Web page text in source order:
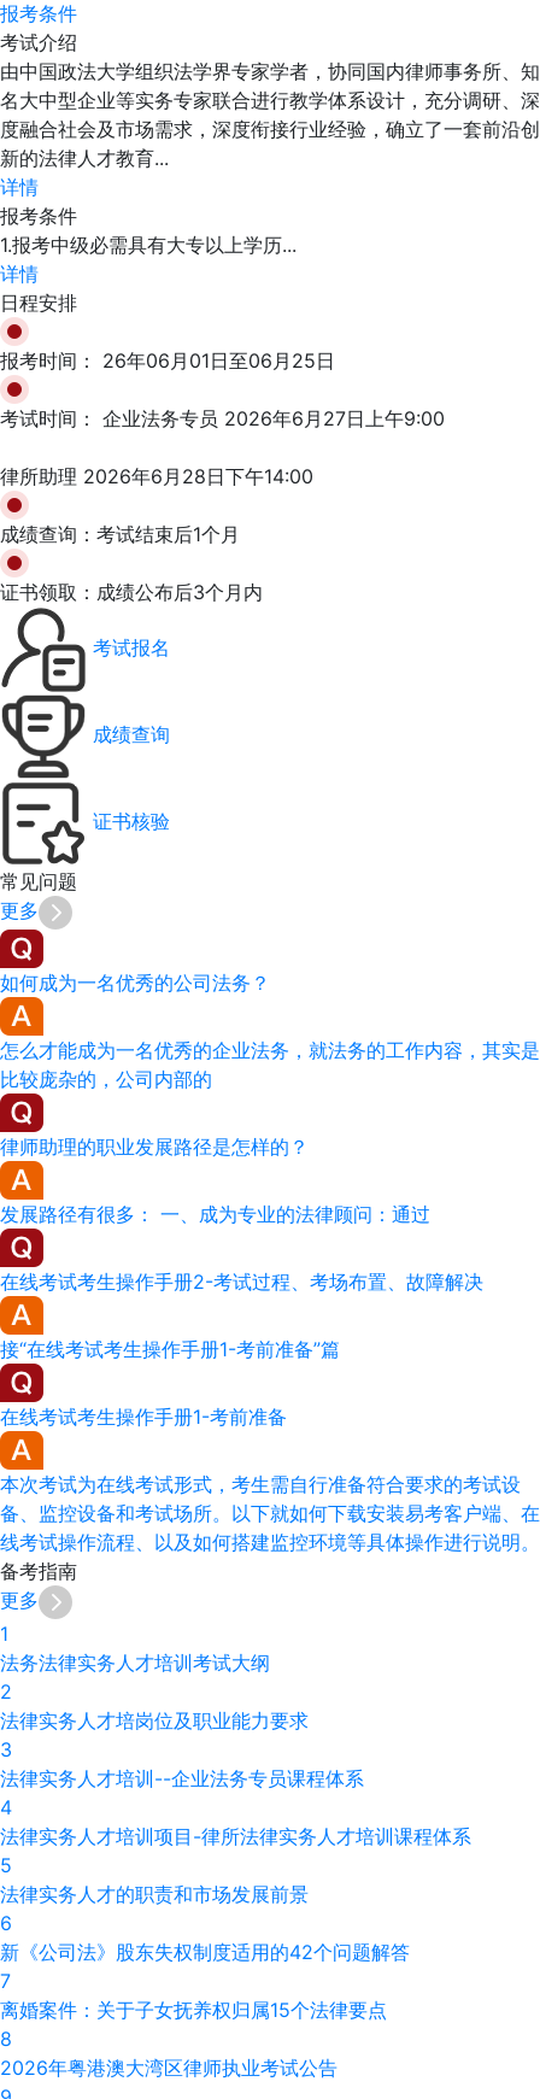
报考条件
考试介绍
由中国政法大学组织法学界专家学者，协同国内律师事务所、知
名大中型企业等实务专家联合进行教学体系设计，充分调研、深
度融合社会及市场需求，深度衔接行业经验，确立了一套前沿创
新的法律人才教育...
详情
报考条件
1.报考中级必需具有大专以上学历...
详情
日程安排
报考时间： 26年06月01日至06月25日
考试时间： 企业法务专员 2026年6月27日上午9:00
律所助理 2026年6月28日下午14:00
成绩查询： 考试结束后1个月
证书领取： 成绩公布后3个月内
考试报名
成绩查询
证书核验
常见问题
更多
如何成为一名优秀的公司法务？
怎么才能成为一名优秀的企业法务，就法务的工作内容，其实是
比较庞杂的，公司内部的
律师助理的职业发展路径是怎样的？
发展路径有很多： 一、成为专业的法律顾问：通过
在线考试考生操作手册2-考试过程、考场布置、故障解决
接“在线考试考生操作手册1-考前准备”篇
在线考试考生操作手册1-考前准备
本次考试为在线考试形式，考生需自行准备符合要求的考试设
备、监控设备和考试场所。以下就如何下载安装易考客户端、在
线考试操作流程、以及如何搭建监控环境等具体操作进行说明。
备考指南
更多
1
法务法律实务人才培训考试大纲
2
法律实务人才培岗位及职业能力要求
3
法律实务人才培训--企业法务专员课程体系
4
法律实务人才培训项目-律所法律实务人才培训课程体系
5
法律实务人才的职责和市场发展前景
6
新《公司法》股东失权制度适用的42个问题解答
7
离婚案件：关于子女抚养权归属15个法律要点
8
2026年粤港澳大湾区律师执业考试公告